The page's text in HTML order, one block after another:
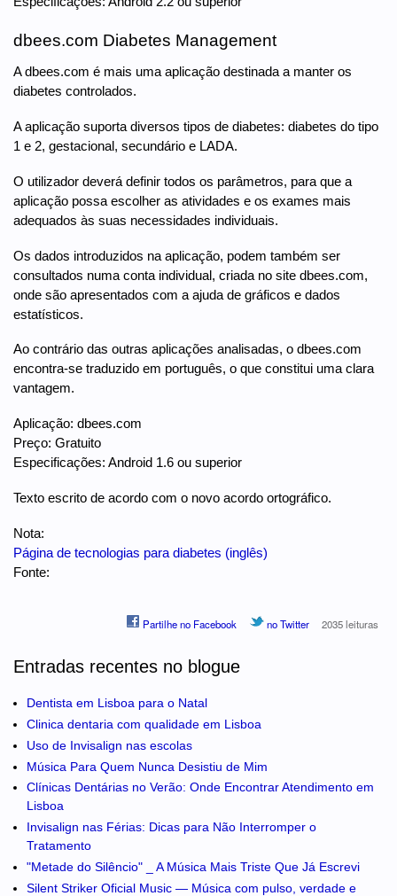
dbees.com Diabetes Management
A dbees.com é mais uma aplicação destinada a manter os
diabetes controlados.
A aplicação suporta diversos tipos de diabetes: diabetes do tipo
1 e 2, gestacional, secundário e LADA.
O utilizador deverá definir todos os parâmetros, para que a
aplicação possa escolher as atividades e os exames mais
adequados às suas necessidades individuais.
Os dados introduzidos na aplicação, podem também ser
consultados numa conta individual, criada no site dbees.com,
onde são apresentados com a ajuda de gráficos e dados
estatísticos.
Ao contrário das outras aplicações analisadas, o dbees.com
encontra-se traduzido em português, o que constitui uma clara
vantagem.
Aplicação: dbees.com
Preço: Gratuito
Especificações: Android 1.6 ou superior
Texto escrito de acordo com o novo acordo ortográfico.
Nota:
Página de tecnologias para diabetes (inglês)
Fonte:
Partilhe no Facebook no Twitter 2035 leituras
Entradas recentes no blogue
Dentista em Lisboa para o Natal
Clinica dentaria com qualidade em Lisboa
Uso de Invisalign nas escolas
Música Para Quem Nunca Desistiu de Mim
Clínicas Dentárias no Verão: Onde Encontrar Atendimento em
Lisboa
Invisalign nas Férias: Dicas para Não Interromper o
Tratamento
"Metade do Silêncio" _ A Música Mais Triste Que Já Escrevi
Silent Striker Oficial Music — Música com pulso, verdade e